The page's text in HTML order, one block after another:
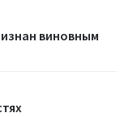
виновным